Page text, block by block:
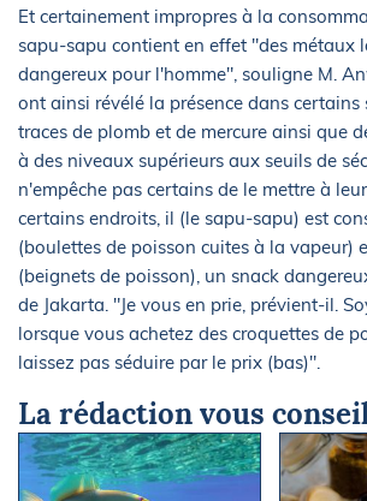
Et certainement impropres à la
sapu-sapu contient en effet "des métaux
dangereux pour l'homme", souligne M.
ont ainsi révélé la présence dans
traces de plomb et de mercure ainsi que
à des niveaux supérieurs aux seuils de
n'empêche pas certains de le mettre à
certains endroits, il (le sapu-sapu) est
(boulettes de poisson cuites à la vapeur)
(beignets de poisson), un snack
de Jakarta. "Je vous en prie, prévient-il.
lorsque vous achetez des croquettes de
laissez pas séduire par le prix (bas)".
La rédaction vous